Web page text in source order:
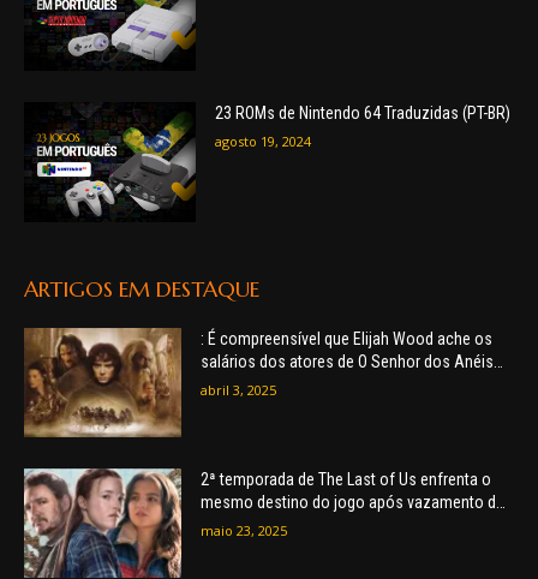
23 ROMs de Nintendo 64 Traduzidas (PT-BR)
agosto 19, 2024
ARTIGOS EM DESTAQUE
: É compreensível que Elijah Wood ache os
salários dos atores de O Senhor dos Anéis
terem sido baixos
abril 3, 2025
2ª temporada de The Last of Us enfrenta o
mesmo destino do jogo após vazamento do
episódio final
maio 23, 2025